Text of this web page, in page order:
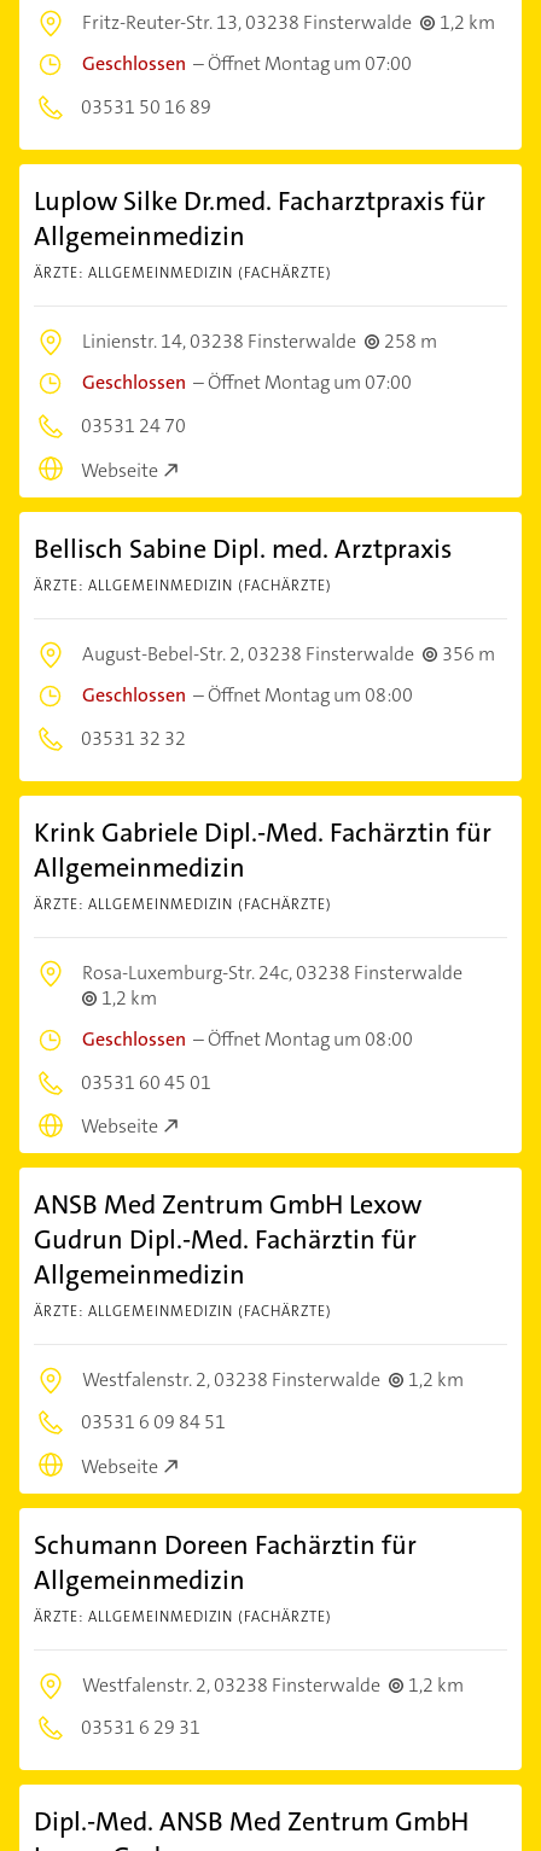
Fritz-Reuter-Str. 13,03238 Finsterwalde
1,2 km
Geschlossen –Öffnet Montag um 07:00
03531 50 16 89
Luplow Silke Dr.med. Facharztpraxis für
Allgemeinmedizin
ÄRZTE: ALLGEMEINMEDIZIN (FACHÄRZTE)
Linienstr. 14,03238 Finsterwalde
258 m
Geschlossen –Öffnet Montag um 07:00
03531 24 70
Webseite
Bellisch Sabine Dipl. med. Arztpraxis
ÄRZTE: ALLGEMEINMEDIZIN (FACHÄRZTE)
August-Bebel-Str. 2,03238 Finsterwalde
356 m
Geschlossen –Öffnet Montag um 08:00
03531 32 32
Krink Gabriele Dipl.-Med. Fachärztin für
Allgemeinmedizin
ÄRZTE: ALLGEMEINMEDIZIN (FACHÄRZTE)
Rosa-Luxemburg-Str. 24c,03238 Finsterwalde
1,2 km
Geschlossen –Öffnet Montag um 08:00
03531 60 45 01
Webseite
ANSB Med Zentrum GmbH Lexow
Gudrun Dipl.-Med. Fachärztin für
Allgemeinmedizin
ÄRZTE: ALLGEMEINMEDIZIN (FACHÄRZTE)
Westfalenstr. 2,03238 Finsterwalde
1,2 km
03531 6 09 84 51
Webseite
Schumann Doreen Fachärztin für
Allgemeinmedizin
ÄRZTE: ALLGEMEINMEDIZIN (FACHÄRZTE)
Westfalenstr. 2,03238 Finsterwalde
1,2 km
03531 6 29 31
Dipl.-Med. ANSB Med Zentrum GmbH